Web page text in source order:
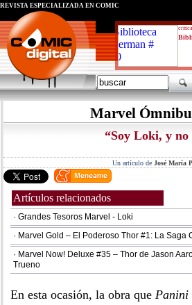
critica
REVISTA ESPECIALIZADA EN CÓMIC
Marvel
“Soy Loki, y
Un artículo de José María
Artículos relacionados
· Grandes Tesoros Marvel - Loki
· Marvel Gold – El Poderoso Thor #1: La Saga
· Marvel Now! Deluxe #35 – Thor de Jason
Trueno
En esta ocasión, la obra que Panini